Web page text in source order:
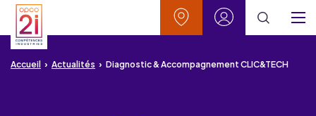
Aller au contenu
Aller à la recherche
Aller au menu
Aller au pied de page
Accueil Actualités Diagnostic & Accompagnement CLIC&TECH